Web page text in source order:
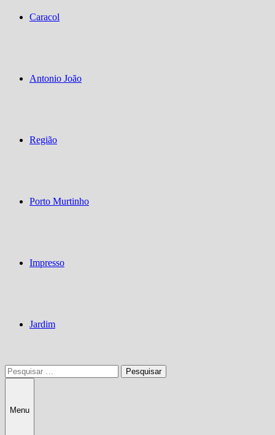
Caracol
Antonio João
Região
Porto Murtinho
Impresso
Jardim
Pesquisar
por:
Menu